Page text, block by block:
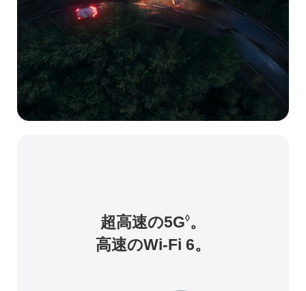
超高速の5G◊。
高速のWi-Fi 6。